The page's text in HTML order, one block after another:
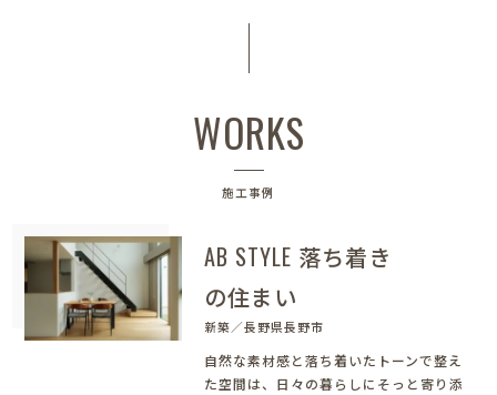
WORKS
施工事例
AB STYLE 落ち着き
の住まい
新築／長野県長野市
自然な素材感と落ち着いたトーンで整え
た空間は、日々の暮らしにそっと寄り添